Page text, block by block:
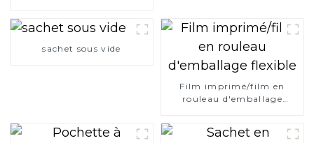
sachet sous vide
Film imprimé/film en
rouleau d'emballage